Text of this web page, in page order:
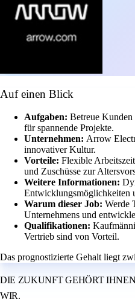
Auf einen Blick
Aufgaben: Betreue Kunden
für spannende Projekte.
Unternehmen: Arrow
innovativer Kultur.
Vorteile: Flexible
und Zuschüsse zur
Weitere Informationen:
Entwicklungsmöglichkeiten
Warum dieser Job: Werde
Unternehmens und
Qualifikationen:
Vertrieb sind von Vorteil.
Das prognostizierte Gehalt liegt
DIE ZUKUNFT GEHÖRT
WIR.